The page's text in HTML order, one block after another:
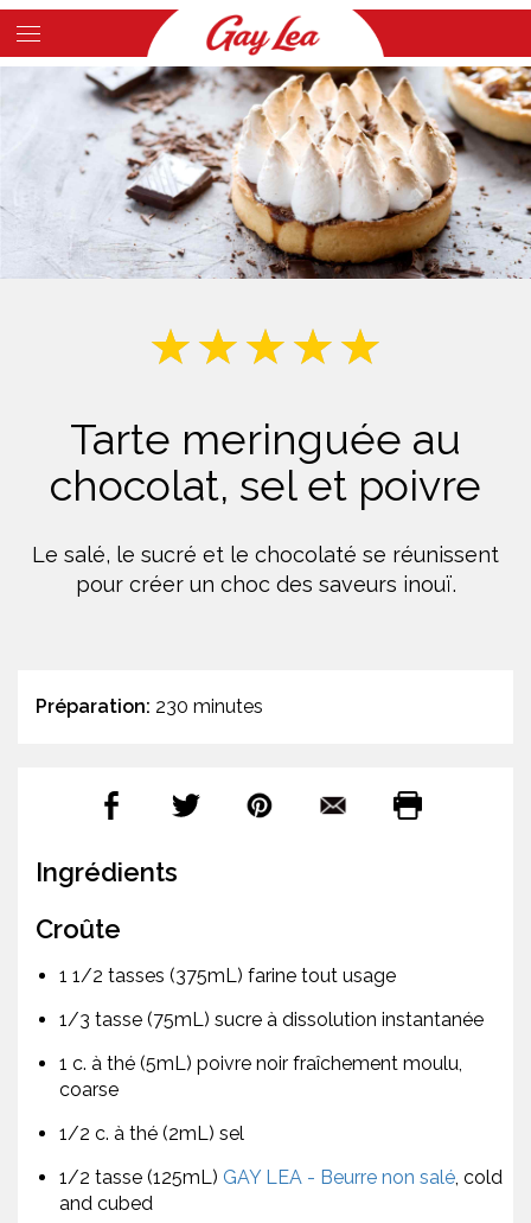
Skip
to
Tarte meringuée au
chocolat, sel et poivre
Le salé, le sucré et le chocolaté se réunissent
pour créer un choc des saveurs inouï.
Préparation: 230 minutes
Ingrédients
Croûte
1 1/2 tasses (375mL) farine tout usage
1/3 tasse (75mL) sucre à dissolution instantanée
1 c. à thé (5mL) poivre noir fraîchement moulu,
coarse
1/2 c. à thé (2mL) sel
1/2 tasse (125mL) GAY LEA - Beurre non salé, cold
and cubed